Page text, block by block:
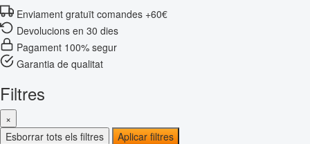
Enviament gratuït comandes +60€
Devolucions en 30 dies
Pagament 100% segur
Garantia de qualitat
Filtres
×
Esborrar tots els filtres
Aplicar filtres